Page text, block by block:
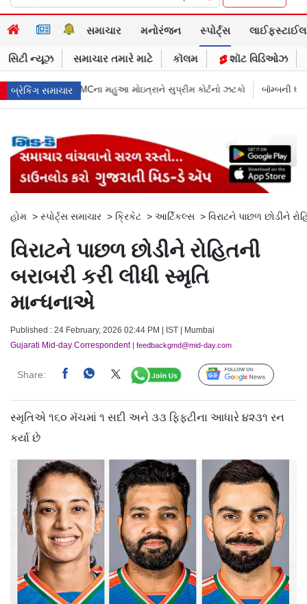
સમાચાર મનોરંજન સ્પોર્ટ્સ લાઈફસ્ટાઈલ
સિટી ન્યૂઝ સમાચાર તમારે માટે કૉલમ શૉટ વિડિઓઝ
બ્રેકિંગ સમાચાર
મોઇત્રાને સુપ્રીમ કોર્ટનો ઝટકો બૉમ્બની ધમકી બાદ મુંબઈમાં હાઈ ઍલર્ટ:
હોમ > સ્પોર્ટ્સ સમાચાર > ક્રિકેટ > આર્ટિકલ્સ > વિરાટને પાછળ છોડીને
વિરાટને પાછળ છોડીને રોહિતની
બરાબરી કરી લીધી સ્મૃતિ
માન્ધનાએ
Published : 24 February, 2026 02:44 PM | IST | Mumbai
Gujarati Mid-day Correspondent| feedbackgmd@mid-day.com
Share: Follow Us
સ્મૃતિએ ૧૬૦ મૅચમાં ૧ સદી અને ૩૩ ફિફ્ટીના આધારે ૪૨૩૧ રન
કર્યા છે